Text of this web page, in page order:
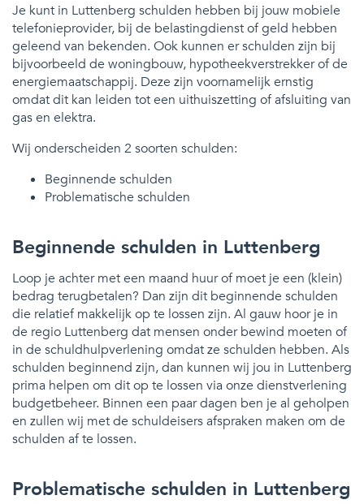
Je kunt in Luttenberg schulden hebben bij jouw mobiele
telefonieprovider, bij de belastingdienst of geld hebben
geleend van bekenden. Ook kunnen er schulden zijn bij
bijvoorbeeld de woningbouw, hypotheekverstrekker of de
energiemaatschappij. Deze zijn voornamelijk ernstig
omdat dit kan leiden tot een uithuiszetting of afsluiting van
gas en elektra.
Wij onderscheiden 2 soorten schulden:
Beginnende schulden
Problematische schulden
Beginnende schulden in Luttenberg
Loop je achter met een maand huur of moet je een (klein)
bedrag terugbetalen? Dan zijn dit beginnende schulden
die relatief makkelijk op te lossen zijn. Al gauw hoor je in
de regio Luttenberg dat mensen onder bewind moeten of
in de schuldhulpverlening omdat ze schulden hebben. Als
schulden beginnend zijn, dan kunnen wij jou in Luttenberg
prima helpen om dit op te lossen via onze dienstverlening
budgetbeheer. Binnen een paar dagen ben je al geholpen
en zullen wij met de schuldeisers afspraken maken om de
schulden af te lossen.
Problematische schulden in Luttenberg